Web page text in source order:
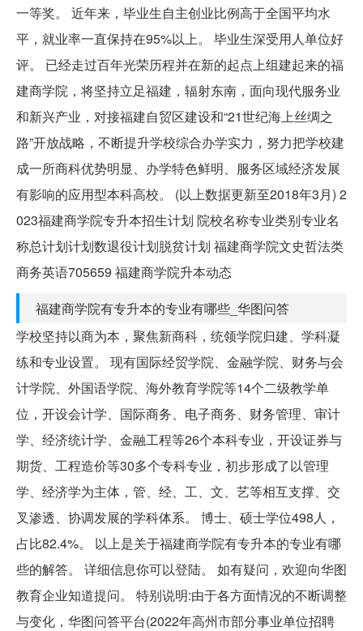
一等奖。 近年来，毕业生自主创业比例高于全国平均水
平，就业率一直保持在95%以上。 毕业生深受用人单位好
评。 已经走过百年光荣历程并在新的起点上组建起来的福
建商学院，将坚持立足福建，辐射东南，面向现代服务业
和新兴产业，对接福建自贸区建设和“21世纪海上丝绸之
路”开放战略，不断提升学校综合办学实力，努力把学校建
成一所商科优势明显、办学特色鲜明、服务区域经济发展
有影响的应用型本科高校。 (以上数据更新至2018年3月) 2
023福建商学院专升本招生计划 院校名称专业类别专业名
称总计划计划数退役计划脱贫计划 福建商学院文史哲法类
商务英语705659 福建商学院升本动态
福建商学院有专升本的专业有哪些_华图问答
学校坚持以商为本，聚焦新商科，统领学院归建、学科凝
练和专业设置。 现有国际经贸学院、金融学院、财务与会
计学院、外国语学院、海外教育学院等14个二级教学单
位，开设会计学、国际商务、电子商务、财务管理、审计
学、经济统计学、金融工程等26个本科专业，开设证券与
期货、工程造价等30多个专科专业，初步形成了以管理
学、经济学为主体，管、经、工、文、艺等相互支撑、交
叉渗透、协调发展的学科体系。 博士、硕士学位498人，
占比82.4%。 以上是关于福建商学院有专升本的专业有哪
些的解答。 详细信息你可以登陆。 如有疑问，欢迎向华图
教育企业知道提问。 特别说明:由于各方面情况的不断调整
与变化，华图问答平台(2022年高州市部分事业单位招聘